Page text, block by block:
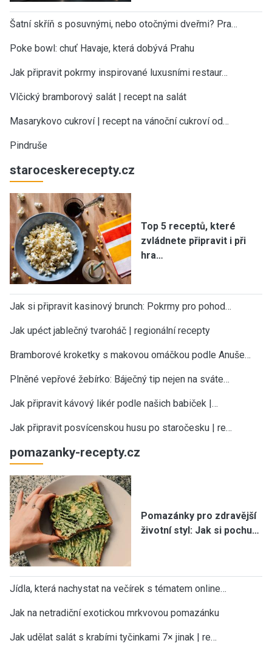
Šatní skříň s posuvnými, nebo otočnými dveřmi? Pra…
Poke bowl: chuť Havaje, která dobývá Prahu
Jak připravit pokrmy inspirované luxusními restaur…
Vlčický bramborový salát | recept na salát
Masarykovo cukroví | recept na vánoční cukroví od…
Pindruše
staroceskerecepty.cz
Top 5 receptů, které
zvládnete připravit i při
hra…
Jak si připravit kasinový brunch: Pokrmy pro pohod…
Jak upéct jablečný tvaroháč | regionální recepty
Bramborové kroketky s makovou omáčkou podle Anuše…
Plněné vepřové žebírko: Báječný tip nejen na sváte…
Jak připravit kávový likér podle našich babiček |…
Jak připravit posvícenskou husu po staročesku | re…
pomazanky-recepty.cz
Pomazánky pro zdravější
životní styl: Jak si pochu…
Jídla, která nachystat na večírek s tématem online…
Jak na netradiční exotickou mrkvovou pomazánku
Jak udělat salát s krabími tyčinkami 7× jinak | re…